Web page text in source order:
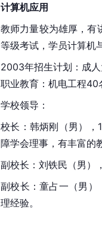
计算机应用
教师力量较为雄厚，有
等级考试，学员计算机
2003年招生计划：成
职业教育：机电工程40
学校领导：
校长：韩炳刚（男）
障学会理事，有丰富的
副校长：刘铁民（男）
副校长：童占一（男
理经验。